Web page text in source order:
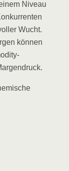
Niveau
Wucht.
können